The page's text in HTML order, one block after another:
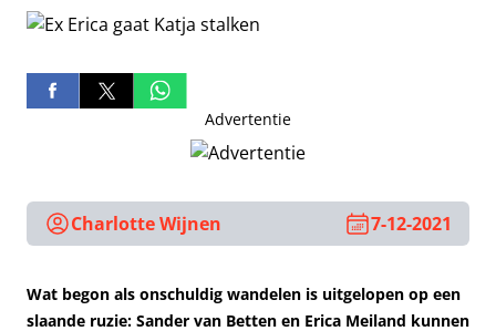
Advertentie
Charlotte Wijnen 7-12-2021
Wat begon als onschuldig wandelen is uitgelopen op een
slaande ruzie: Sander van Betten en Erica Meiland kunnen